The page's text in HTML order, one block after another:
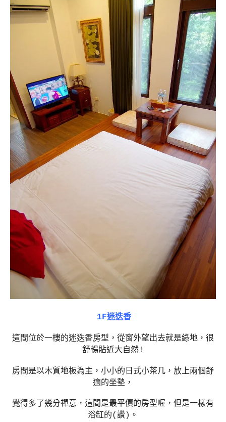
1F迷迭香
這間位於一樓的迷迭香房型，從窗外望出去就是綠地，很
舒暢貼近大自然!
房間是以木質地板為主，小小的日式小茶几，放上兩個舒
適的坐墊，
覺得多了幾分禪意，這間是最平價的房型喔，但是一樣有
浴缸的(讚)。